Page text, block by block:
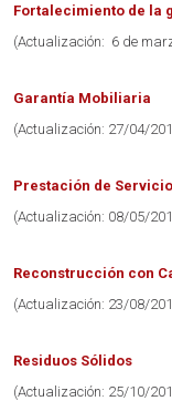
Fortalecimiento de la
(Actualización: 6 de
Garantía Mobiliaria
(Actualización: 27/04/
Prestación de
(Actualización: 08/05/
Reconstrucción con
(Actualización: 23/08/
Residuos Sólidos
(Actualización: 25/10/